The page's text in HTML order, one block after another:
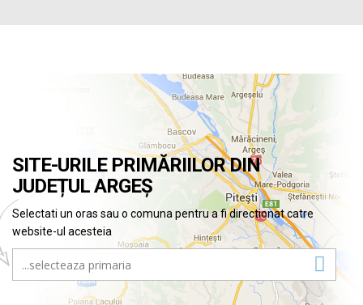
SITE-URILE PRIMĂRIILOR DIN
JUDEȚUL ARGEȘ
Selectati un oras sau o comuna pentru a fi directionat catre
website-ul acesteia